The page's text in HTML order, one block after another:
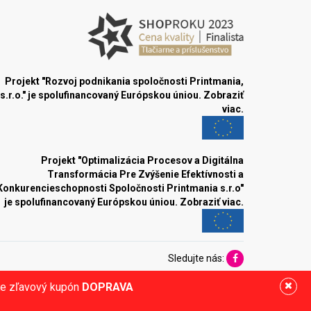
zľavový kupón DOPRAVA
Projekt "Rozvoj podnikania spoločnosti Printmania,
s.r.o." je spolufinancovaný Európskou úniou. Zobraziť
viac.
Projekt "Optimalizácia Procesov a Digitálna
Transformácia Pre Zvýšenie Efektívnosti a
Spoločnosti Printmania s.r.o"
je spolufinancovaný Európskou úniou. Zobraziť viac.
Sledujte nás: